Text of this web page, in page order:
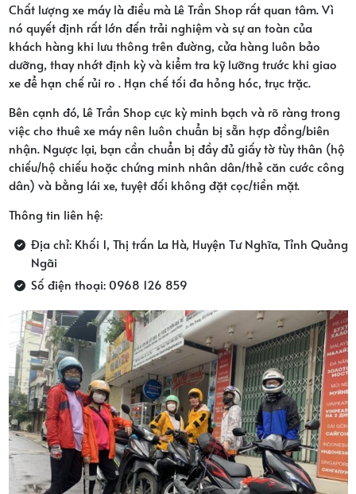
Chất lượng xe máy là điều mà Lê Trần Shop rất quan tâm. Vì
nó quyết định rất lớn đến trải nghiệm và sự an toàn của
khách hàng khi lưu thông trên đường, cửa hàng luôn bảo
dưỡng, thay nhớt định kỳ và kiểm tra kỹ lưỡng trước khi giao
xe để hạn chế rủi ro . Hạn chế tối đa hỏng hóc, trục trặc.
Bên cạnh đó, Lê Trần Shop cực kỳ minh bạch và rõ ràng trong
việc cho thuê xe máy nên luôn chuẩn bị sẵn hợp đồng/biên
nhận. Ngược lại, bạn cần chuẩn bị đầy đủ giấy tờ tùy thân (hộ
chiếu/hộ chiếu hoặc chứng minh nhân dân/thẻ căn cước công
dân) và bằng lái xe, tuyệt đối không đặt cọc/tiền mặt.
Thông tin liên hệ:
Địa chỉ: Khối 1, Thị trấn La Hà, Huyện Tư Nghĩa, Tỉnh Quảng
Ngãi
Số điện thoại: 0968 126 859